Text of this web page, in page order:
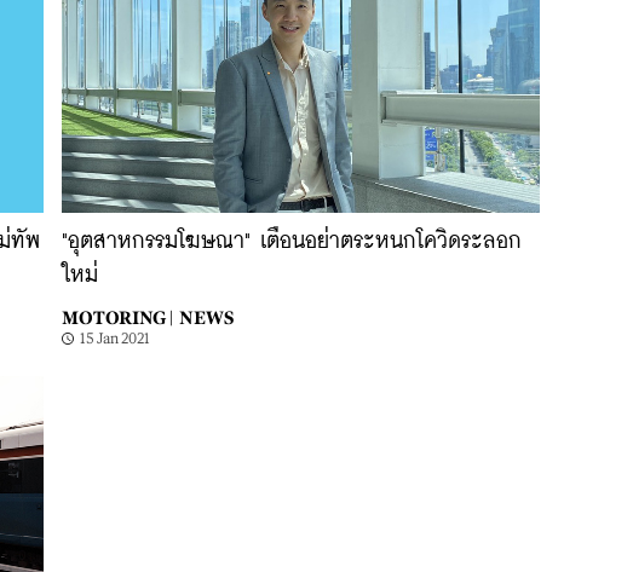
ทัพ
"อุตสาหกรรมโฆษณา" เตือนอย่าตระหนกโควิดระลอก
ใหม่
MOTORING | NEWS
15 Jan 2021